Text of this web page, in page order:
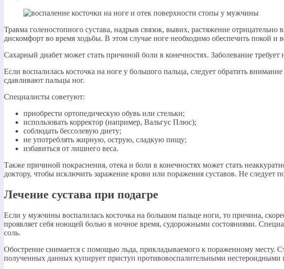
Травма голеностопного сустава, надрыв связок, вывих, растяжение
дискомфорт во время ходьбы. В этом случае ноге необходимо обеспечить покой
Сахарный диабет может стать причиной боли в конечностях. Заболевание
Если воспалилась косточка на ноге у большого пальца, следует обратить
сдавливают пальцы ног.
Специалисты советуют:
приобрести ортопедическую обувь или стельки;
использовать корректор (например, Вальгус Плюс);
соблюдать бессолевую диету;
не употреблять жирную, острую, сладкую пищу;
избавиться от лишнего веса.
Также причиной покраснения, отека и боли в конечностях может стать
доктору, чтобы исключить заражение крови или поражения суставов. Не следует
Лечение сустава при подагре
Если у мужчины воспалилась косточка на большом пальце ноги, то причина,
проявляет себя ноющей болью в ночное время, судорожными состояниями.
соль.
Обострение снимается с помощью льда, прикладываемого к пораженному месту.
полученных данных купирует приступ противовоспалительными нестероидными